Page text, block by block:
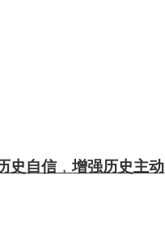
史自信，增强历史主动